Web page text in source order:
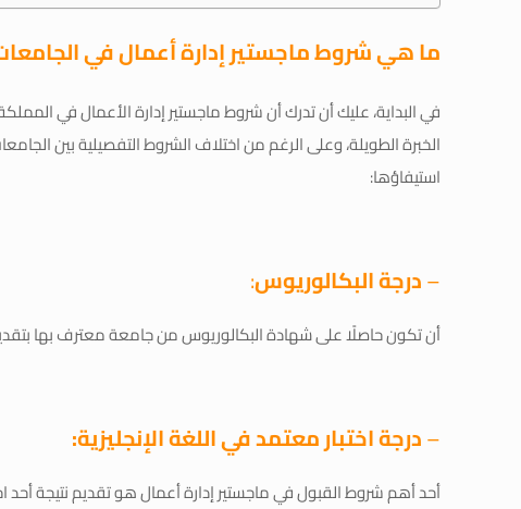
ما هي شروط ماجستير إدارة أعمال في
في البداية، عليك أن تدرك أن شروط ماجستير إدارة الأعمال في
الخبرة الطويلة، وعلى الرغم من اختلاف الشروط التفصيلية بين
استيفاؤها:
–درجة البكالوريوس:
أن تكون حاصلًا على شهادة البكالوريوس من جامعة معترف بها
–درجة اختبار معتمد في اللغة الإنجليزية:
أحد أهم شروط القبول في ماجستير إدارة أعمال هو تقديم نتيجة أحد اختبارات اللغة